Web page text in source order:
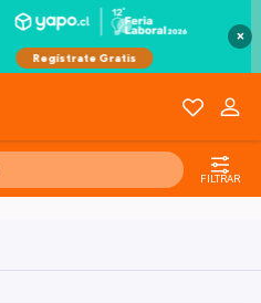
×
FILTRAR